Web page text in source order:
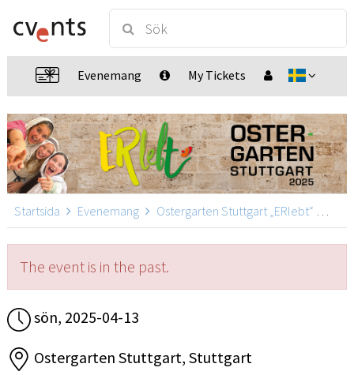
Evenemang My Tickets
Startsida Evenemang Ostergarten Stuttgart „ERlebt“
The event is in the past.
sön, 2025-04-13
Ostergarten Stuttgart, Stuttgart